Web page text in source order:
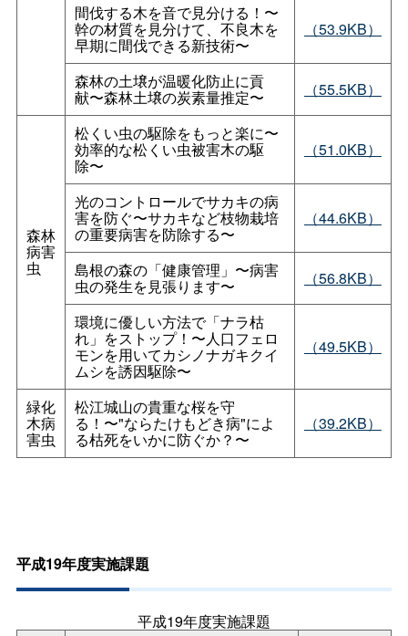
間伐する木を音で見分ける！〜
幹の材質を見分けて、不良木を
早期に間伐できる新技術〜
（53.9KB）
森林の土壌が温暖化防止に貢
献〜森林土壌の炭素量推定〜 （55.5KB）
森林
病害
虫
松くい虫の駆除をもっと楽に〜
効率的な松くい虫被害木の駆
除〜
（51.0KB）
光のコントロールでサカキの病
害を防ぐ〜サカキなど枝物栽培
の重要病害を防除する〜
（44.6KB）
島根の森の「健康管理」〜病害
虫の発生を見張ります〜 （56.8KB）
環境に優しい方法で「ナラ枯
れ」をストップ！〜人口フェロ
モンを用いてカシノナガキクイ
ムシを誘因駆除〜
（49.5KB）
緑化
木病
害虫
松江城山の貴重な桜を守
る！〜"ならたけもどき病"によ
る枯死をいかに防ぐか？〜
（39.2KB）
平成19年度実施課題
平成19年度実施課題